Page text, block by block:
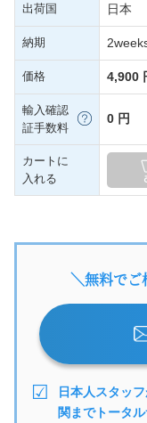
出荷国 日本
納期
価格 4,900
輸入確認
証手数料
0 円
カートに
入れる
＼無料で
日本人スタッ
関までトータ